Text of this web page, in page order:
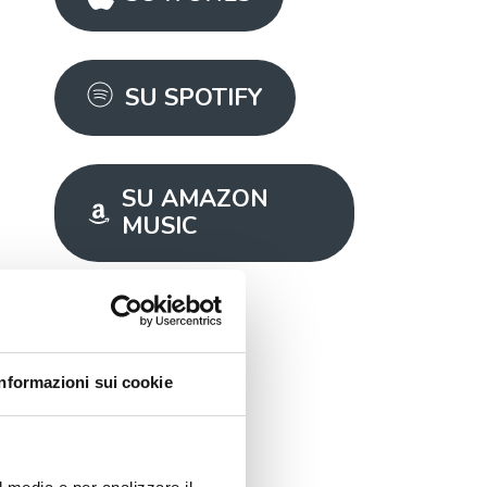
sui cookie
SU SPOTIFY
SU AMAZON
MUSIC
share